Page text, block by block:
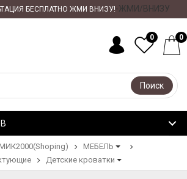
БЕСПЛАТНО ЖМИ ВНИЗУ!-ЖМИ/ВНИЗУ
Поиск
0 0
МЕБЕЛЬ
Детские кроватки